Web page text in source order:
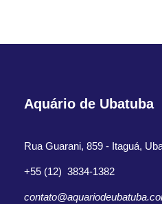
Aquário de Ubatuba
Rua Guarani, 859 - Itaguá,
+55 (12) 3834-1382